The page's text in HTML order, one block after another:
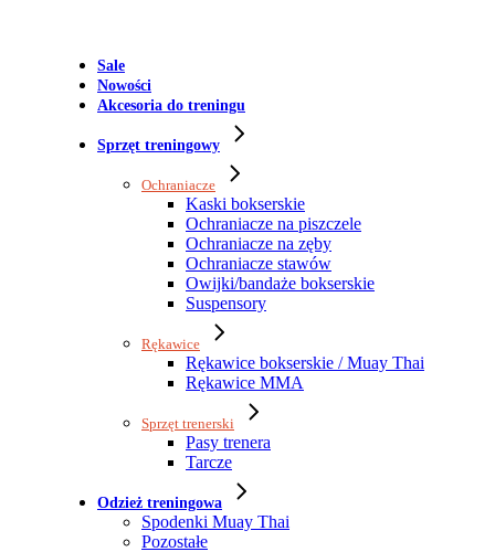
Sale
Nowości
Akcesoria do treningu
Sprzęt treningowy
Ochraniacze
Kaski bokserskie
Ochraniacze na piszczele
Ochraniacze na zęby
Ochraniacze stawów
Owijki/bandaże bokserskie
Suspensory
Rękawice
Rękawice bokserskie / Muay Thai
Rękawice MMA
Sprzęt trenerski
Pasy trenera
Tarcze
Odzież treningowa
Spodenki Muay Thai
Pozostałe